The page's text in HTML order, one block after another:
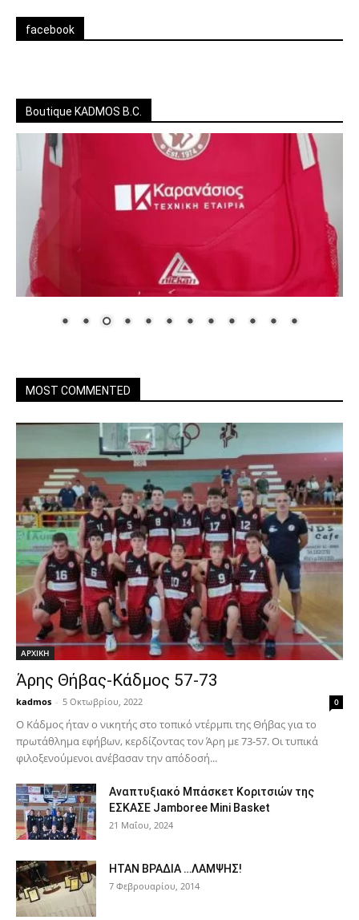
facebook
Boutique KADMOS B.C.
MOST COMMENTED
ΑΡΧΙΚΗ
Άρης Θήβας-Κάδμος 57-73
kadmos - 5 Οκτωβρίου, 2022 0
Ο Κάδμος ήταν ο νικητής στο τοπικό ντέρμπι της Θήβας για το
πρωτάθλημα εφήβων, κερδίζοντας τον Άρη με 73-57. Οι τυπικά
φιλοξενούμενοι ανέβασαν την απόδοσή...
Αναπτυξιακό Μπάσκετ Κοριτσιών της
ΕΣΚΑΣΕ Jamboree Mini Basket
21 Μαΐου, 2024
ΗΤΑΝ ΒΡΑΔΙΑ …ΛΑΜΨΗΣ!
7 Φεβρουαρίου, 2014